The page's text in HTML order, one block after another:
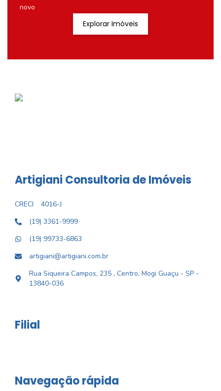
novo
Explorar Imóveis
Artigiani Consultoria de Imóveis
CRECI
4016-J
(19) 3361-9999
(19) 99733-6863
artigiani@artigiani.com.br
Rua Siqueira Campos, 235 , Centro, Mogi Guaçu - SP -
13840-036
Filial
Navegação rápida